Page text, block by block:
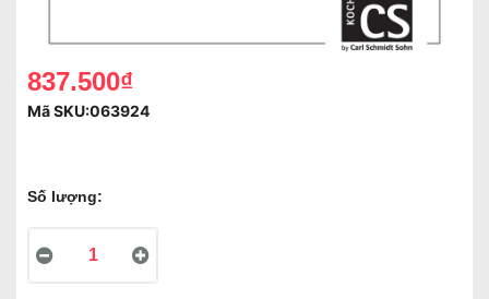
837.500₫
Mã SKU:063924
Số lượng: